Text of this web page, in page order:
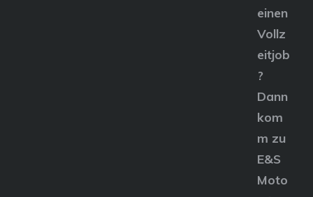
einen
Vollz
eitjob
?
Dann
kom
m zu
E&S
Moto